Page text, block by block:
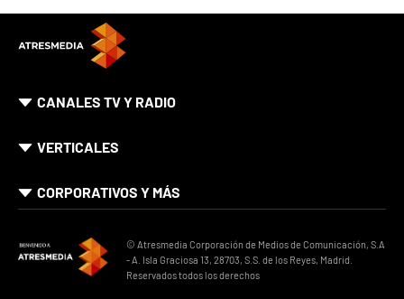
CANALES TV Y RADIO
VERTICALES
CORPORATIVOS Y MÁS
© Atresmedia Corporación de Medios de Comunicación, S.A
- A. Isla Graciosa 13, 28703, S.S. de los Reyes, Madrid.
Reservados todos los derechos